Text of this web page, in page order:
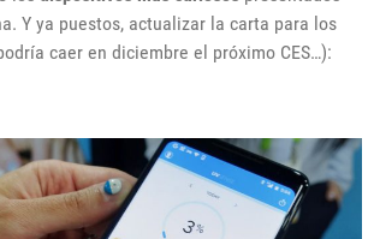
Y ya puestos, actualizar la carta para los
caer en diciembre el próximo CES…):